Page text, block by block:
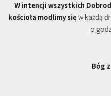
W intencji wszystkich
kościoła modlimy się w każdą
o
Bóg